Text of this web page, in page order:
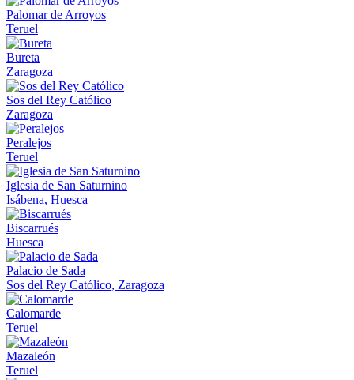
Palomar de Arroyos
Teruel
Bureta
Zaragoza
Sos del Rey Católico
Zaragoza
Peralejos
Teruel
Iglesia de San Saturnino
Isábena, Huesca
Biscarrués
Huesca
Palacio de Sada
Sos del Rey Católico, Zaragoza
Calomarde
Teruel
Mazaleón
Teruel